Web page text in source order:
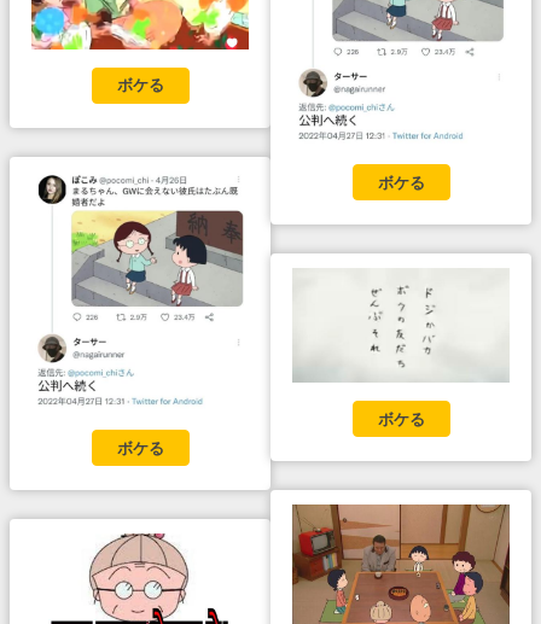
ボケる
ボケる
ボケる
ボケる